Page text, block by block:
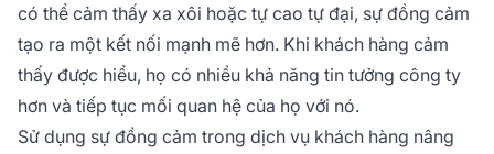
có thể cảm thấy xa xôi hoặc tự cao tự đại, sự đồng cảm
tạo ra một kết nối mạnh mẽ hơn. Khi khách hàng cảm
thấy được hiểu, họ có nhiều khả năng tin tưởng công ty
hơn và tiếp tục mối quan hệ của họ với nó.
Sử dụng sự đồng cảm trong dịch vụ khách hàng nâng